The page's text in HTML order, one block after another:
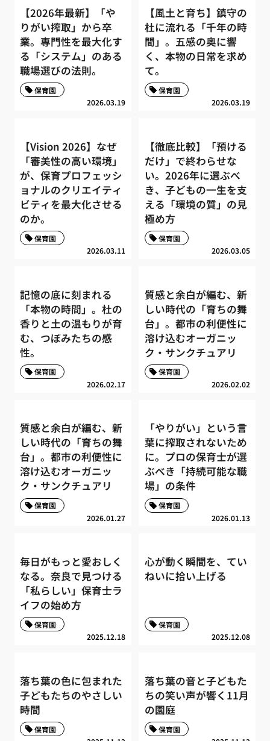
【2026年最新】「や
りがい搾取」から卒
業。専門性を最大化す
る「システム」のある
職場選びの法則。
2026.03.19
保育園
【風土と育ち】鎮守の
杜に流れる「千年の時
間」。五感の奥に響
く、本物の日常を求め
て。
2026.03.19
保育園
【Vision 2026】なぜ
「審美性の高い環境」
が、保育プロフェッシ
ョナルのクリエイティ
ビティを最大化させる
のか。
2026.03.11
保育園
【徹底比較】「預ける
だけ」で終わらせな
い。2026年に選ぶべ
き、子どもの一生を支
える「環境の質」の見
極め方
2026.03.05
保育園
記憶の底に刻まれる
「本物の時間」。杜の
香りと土の温もりが育
む、つぼみたちの感
性。
2026.02.17
保育園
質感と余白が編む、新
しい時代の「育ちの舞
台」。都市の利便性に
溶け込むオーガニッ
ク・サンクチュアリ
2026.02.02
保育園
質感と余白が編む、新
しい時代の「育ちの舞
台」。都市の利便性に
溶け込むオーガニッ
ク・サンクチュアリ
2026.01.27
保育園
「やりがい」という言
葉に搾取されないため
に。プロの保育士が選
ぶべき「持続可能な職
場」の条件
2026.01.13
保育園
毎日がもっと愛おしく
なる。奈良で見つける
「私らしい」保育士ラ
イフの始め方
2025.12.18
保育園
心が動く瞬間を、てい
ねいに拾い上げる
2025.12.08
保育園
落ち葉の色に包まれた
子どもたちのやさしい
時間
保育園
落ち葉の音と子どもた
ちの笑い声が響く11月
の園庭
保育園